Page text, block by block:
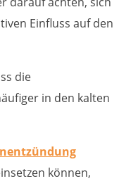
Einfluss auf den
die
in den kalten
können,